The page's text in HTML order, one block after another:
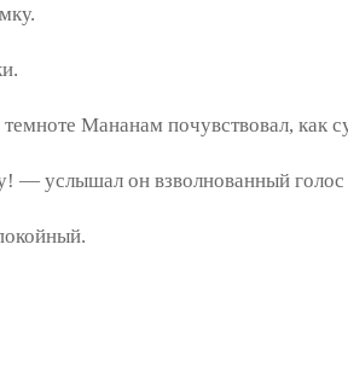
Мананам почувствовал, как
— услышал он взволнованный голос